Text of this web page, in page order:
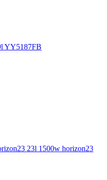
YY5187FB
23l 1500w horizon23